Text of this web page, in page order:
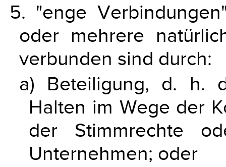
5. "enge
oder mehrere
verbunden sind durch:
a) Beteiligung, d. h.
Halten im Wege der
der Stimmrechte
Unternehmen; oder